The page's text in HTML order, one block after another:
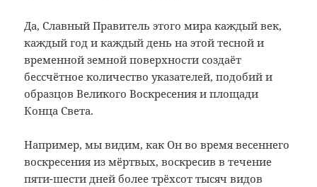
Да, Славный Правитель этого мира каждый век,
каждый год и каждый день на этой тесной и
временной земной поверхности создаёт
бессчётное количество указателей, подобий и
образцов Великого Воскресения и площади
Конца Света.
Например, мы видим, как Он во время весеннего
воскресения из мёртвых, воскресив в течение
пяти-шести дней более трёхсот тысяч видов